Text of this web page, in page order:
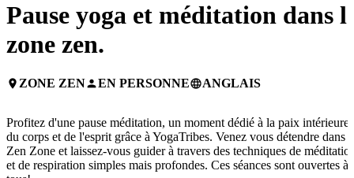
Pause yoga et méditation dans
zone zen.
place ZONE ZENpersonEN PERSONNElanguageANGLAIS
Profitez d'une pause méditation, un moment dédié à la paix intérieure,
du corps et de l'esprit grâce à YogaTribes. Venez vous détendre dans
Zen Zone et laissez-vous guider à travers des techniques de
et de respiration simples mais profondes. Ces séances sont ouvertes à